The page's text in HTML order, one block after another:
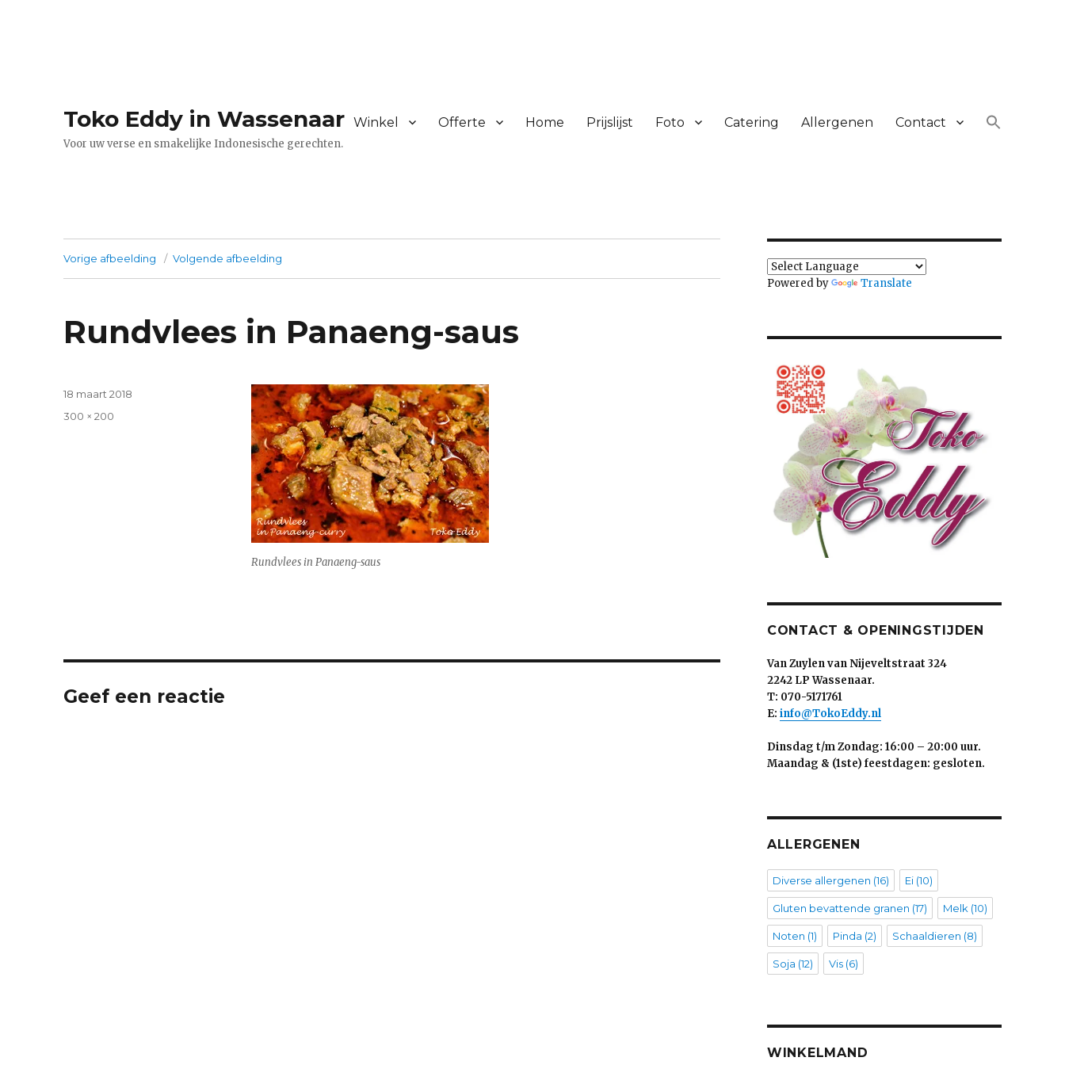
Toko Eddy in Wassenaar
Voor uw verse en smakelijke Indonesische gerechten.
Winkel Offerte Home Prijslijst Foto Catering Allergenen Contact
Vorige afbeelding Volgende afbeelding
Rundvlees in Panaeng-saus
Rundvlees in Panaeng-saus
Geplaatst
18 maart 2018
Volledige
300 × 200
Geef een reactie
Powered by Translate
CONTACT & OPENINGSTIJDEN
Van Zuylen van Nijeveltstraat 324
2242 LP Wassenaar.
T: 070-5171761
E: info@TokoEddy.nl
Dinsdag t/m Zondag: 16:00 – 20:00 uur.
Maandag & (1ste) feestdagen: gesloten.
ALLERGENEN
Diverse allergenen (16) Ei(10)
Gluten bevattende granen (17) Melk(10)
Noten (1) Pinda (2) Schaaldieren (8)
Soja (12) Vis(6)
WINKELMAND